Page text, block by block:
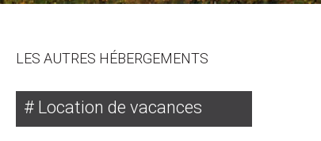
LES AUTRES HÉBERGEMENTS
Location de vacances